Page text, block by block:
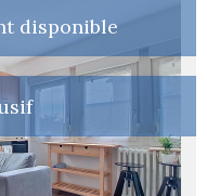
disponible